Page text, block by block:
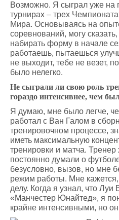
Возможно. Я сыграл уже на
турнирах – трех
Мира. Основываясь на
соревнований, могу
набирать форму в начале
работаешь, пытаешься
не выходит, тебе не везет,
было нелегко.
Не сыграли ли свою роль
гораздо интенсивнее, чем
Я думаю, мне было легче,
работал с Ван Галом в
тренировочном процессе,
иметь максимальную
тренировки и матча. Тренер
постоянно думали о
безусловно, вызов, но мне
режим работы. Мне
делу. Когда я узнал, что
«Манчестер Юнайтед», я
крайне интенсивными, но